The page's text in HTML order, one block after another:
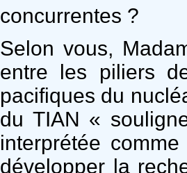
concurrentes ?
Selon vous,
entre les piliers
pacifiques du
du TIAN «
interprétée
développer la